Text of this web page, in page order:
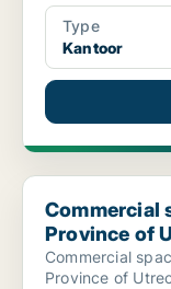
Type
Kantoor
Commercial space
Commercial
Province of
Commercial
Province of